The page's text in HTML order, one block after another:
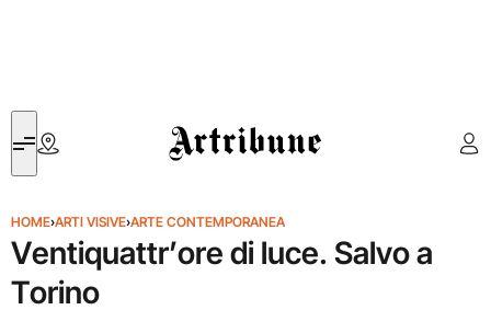
Artribune
HOME›ARTI VISIVE›ARTE CONTEMPORANEA
Ventiquattr’ore di luce. Salvo a
Torino